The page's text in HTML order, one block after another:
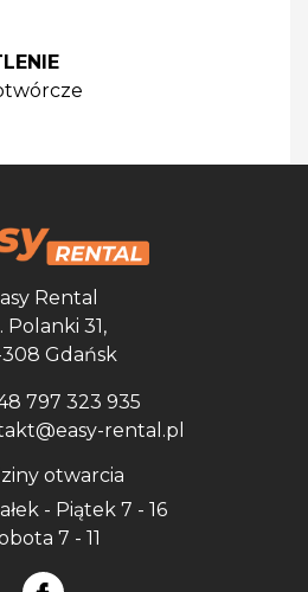
Rental
Polanki 31,
Gdańsk
797 323 935
rental.pl
otwarcia
- Piątek 7 - 16
7 - 11